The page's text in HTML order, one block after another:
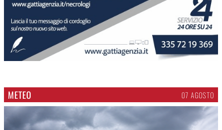
METEO 07 AGOSTO